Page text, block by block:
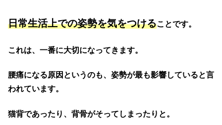
日常生活上での姿勢を気をつけることです。
これは、一番に大切になってきます。
腰痛になる原因というのも、姿勢が最も影響していると言
われています。
猫背であったり、背骨がそってしまったりと。